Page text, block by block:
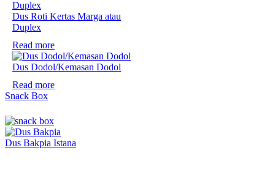
Dus Roti Kertas Marga atau
Duplex
Read more
Dus Dodol/Kemasan Dodol
Read more
Snack Box
Dus Bakpia Istana